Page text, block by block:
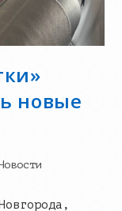
новые
Новости